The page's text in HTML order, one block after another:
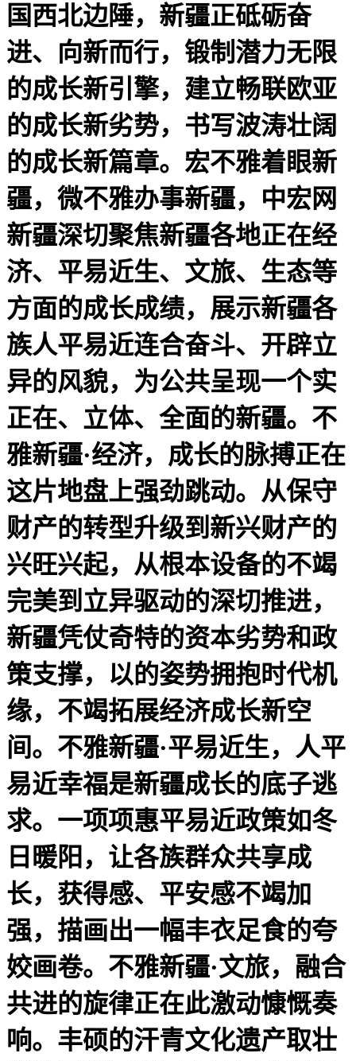
国西北边陲，新疆正砥砺奋
进、向新而行，锻制潜力无限
的成长新引擎，建立畅联欧亚
的成长新劣势，书写波涛壮阔
的成长新篇章。宏不雅着眼新
疆，微不雅办事新疆，中宏网
新疆深切聚焦新疆各地正在经
济、平易近生、文旅、生态等
方面的成长成绩，展示新疆各
族人平易近连合奋斗、开辟立
异的风貌，为公共呈现一个实
正在、立体、全面的新疆。不
雅新疆·经济，成长的脉搏正在
这片地盘上强劲跳动。从保守
财产的转型升级到新兴财产的
兴旺兴起，从根本设备的不竭
完美到立异驱动的深切推进，
新疆凭仗奇特的资本劣势和政
策支撑，以的姿势拥抱时代机
缘，不竭拓展经济成长新空
间。不雅新疆·平易近生，人平
易近幸福是新疆成长的底子逃
求。一项项惠平易近政策如冬
日暖阳，让各族群众共享成
长，获得感、平安感不竭加
强，描画出一幅丰衣足食的夸
姣画卷。不雅新疆·文旅，融合
共进的旋律正在此激动慷慨奏
响。丰硕的汗青文化遗产取壮